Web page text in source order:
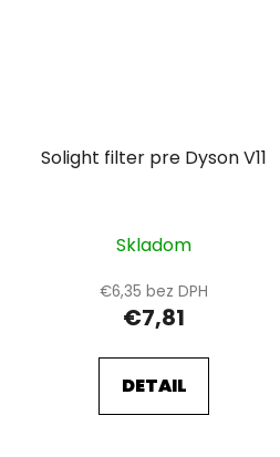
Solight filter pre Dyson V11
Skladom
€6,35 bez DPH
€7,81
DETAIL